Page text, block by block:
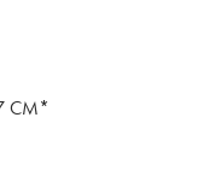
CM*